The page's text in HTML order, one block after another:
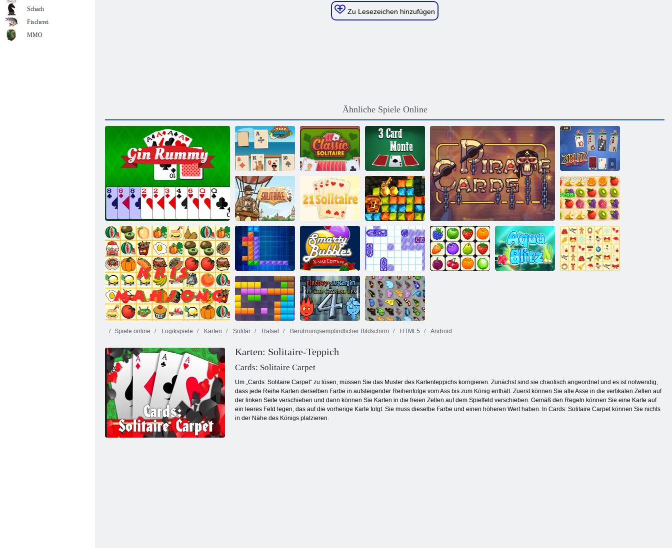
Zu Lesezeichen hinzufügen
Ähnliche Spiele Online
Gin Rummy Classic
Tiki Solitaire
Klassisches
Solitaire
3 Karte Monte 21 Blitz
Heißluft-
Solitaire
21 Solitaire
Kris Mahjong
Goldrausch
Spiel
Saftiger
Armaturenbrett
Ten Trix
Smarty Bubbles
X-Mas
Schiffe
Versenken
11x11 Blöcke
Wasser 4:
Kristalltempel
Spiele online Logikspiele Karten Solitär Rätsel Berührungsempfindlicher Bildschirm HTML5 Android
Karten: Solitaire-Teppich
Cards: Solitaire Carpet
Um „Cards: Solitaire Carpet“ zu lösen, müssen Sie das Muster des Kartenteppichs korrigieren. Zunächst sind sie chaotisch angeordnet und es ist notwendig,
dass jede Reihe Karten derselben Farbe in aufsteigender Reihenfolge vom Ass bis zum König enthält. Zuerst können Sie alle Asse in die vertikalen Zellen auf
der linken Seite verschieben und dann können Sie Karten in die freien Zellen auf dem Spielfeld verschieben. Gemäß den Regeln können Sie eine Karte auf
ein leeres Feld legen, das auf die vorherige Karte folgt. Sie muss dieselbe Farbe und einen höheren Wert haben. In Cards: Solitaire Carpet können Sie nichts
in der Nähe des Königs platzieren.
Schach
Fischerei
MMO